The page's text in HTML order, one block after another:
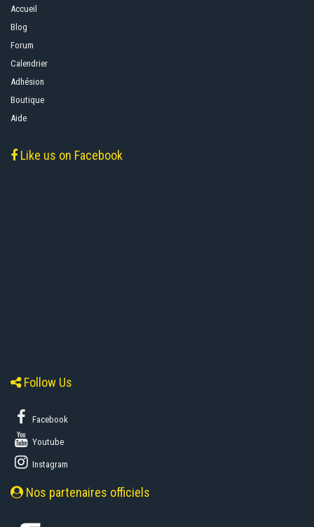
Accueil
Blog
Forum
Calendrier
Adhésion
Boutique
Aide
Like us on Facebook
Follow Us
Facebook
Youtube
Instagram
Nos partenaires officiels